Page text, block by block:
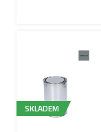
SKLADEM